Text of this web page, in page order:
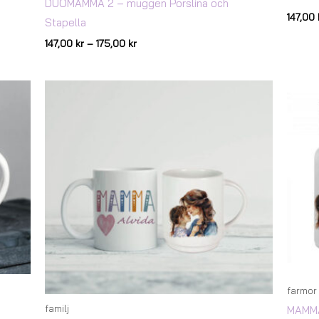
DUOMAMMA 2 – muggen Porslina och
Stapella
147,00 kr – 175,00 kr
147,00
familj
farmor